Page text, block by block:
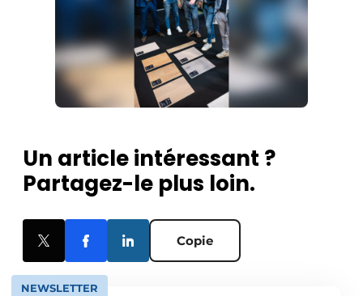
Un article intéressant ?
Partagez-le plus loin.
Copie
NEWSLETTER